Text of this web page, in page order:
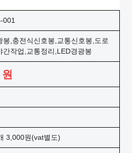
001
봉,충전식신호봉,교통신호봉,도로
간작업,교통정리,LED경광봉
원
3,000원(vat별도)